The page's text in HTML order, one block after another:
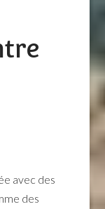
avec des
des